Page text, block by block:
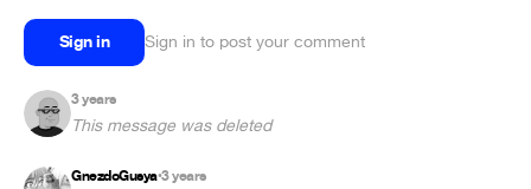
Sign in Sign in to post your comment
3 years
This message was deleted
GnezdoGusya•3 years